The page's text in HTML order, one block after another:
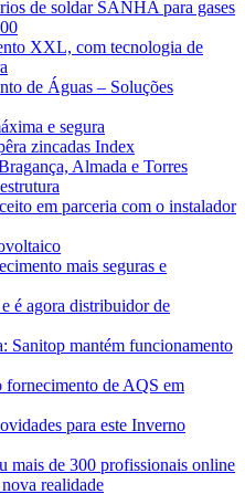
de soldar SANHA para gases
XXL, com tecnologia de
de Águas – Soluções
e segura
zincadas Index
Almada e Torres
em parceria com o instalador
mais seguras e
é agora distribuidor de
Sanitop mantém funcionamento
fornecimento de AQS em
para este Inverno
mais de 300 profissionais online
realidade